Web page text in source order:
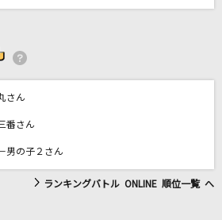
の新曲・ランキングなど
ケ最新情報をチェック！
に会員登録・ログインして
さん
番さん
男の子２さん
ランキングバトル ONLINE 順位一覧 へ